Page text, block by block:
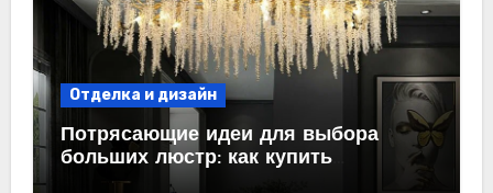
Отделка и дизайн
Потрясающие идеи для выбора
больших люстр: как купить
идеальный светильник